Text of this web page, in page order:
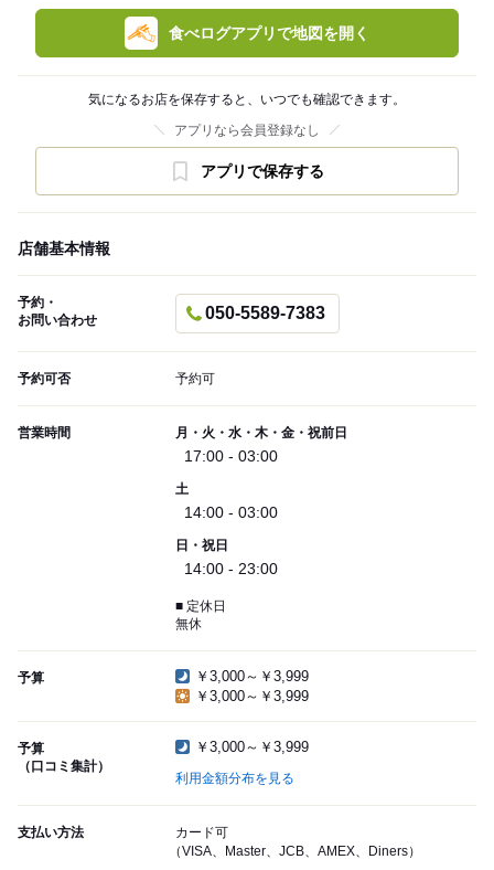
食べログアプリで地図を開く
気になるお店を保存すると、いつでも確認できます。
アプリなら会員登録なし
アプリで保存する
店舗基本情報
予約・
お問い合わせ
050-5589-7383
予約可否 予約可
営業時間 月・火・水・木・金・祝前日
17:00 - 03:00
土
14:00 - 03:00
日・祝日
14:00 - 23:00
■ 定休日
無休
予算
￥3,000～￥3,999
￥3,000～￥3,999
予算
（口コミ集計）
￥3,000～￥3,999
利用金額分布を見る
支払い方法
カード可
（VISA、Master、JCB、AMEX、Diners）